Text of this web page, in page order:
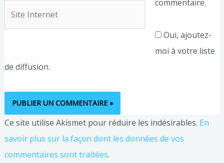
commentaire.
Oui, ajoutez-
moi à votre liste
de diffusion.
Ce site utilise Akismet pour réduire les indésirables. En
savoir plus sur la façon dont les données de vos
commentaires sont traitées.